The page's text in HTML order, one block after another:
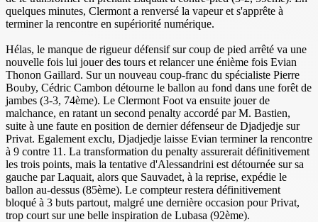
quelques minutes, Clermont a renversé la vapeur et s'apprête à
terminer la rencontre en supériorité numérique.
Hélas, le manque de rigueur défensif sur coup de pied arrêté va une
nouvelle fois lui jouer des tours et relancer une énième fois Evian
Thonon Gaillard. Sur un nouveau coup-franc du spécialiste Pierre
Bouby, Cédric Cambon détourne le ballon au fond dans une forêt de
jambes (3-3, 74ème). Le Clermont Foot va ensuite jouer de
malchance, en ratant un second penalty accordé par M. Bastien,
suite à une faute en position de dernier défenseur de Djadjedje sur
Privat. Egalement exclu, Djadjedje laisse Evian terminer la rencontre
à 9 contre 11. La transformation du penalty assurerait définitivement
les trois points, mais la tentative d'Alessandrini est détournée sur sa
gauche par Laquait, alors que Sauvadet, à la reprise, expédie le
ballon au-dessus (85ème). Le compteur restera définitivement
bloqué à 3 buts partout, malgré une dernière occasion pour Privat,
trop court sur une belle inspiration de Lubasa (92ème).